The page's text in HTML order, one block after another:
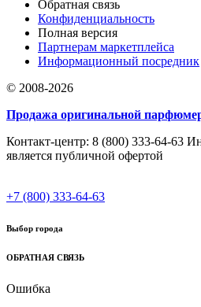
Обратная связь
Конфиденциальность
Полная версия
Партнерам маркетплейса
Информационный посредник
© 2008-2026
Продажа оригинальной
Контакт-центр: 8 (800) 333-64-63
является публичной офертой
+7 (800) 333-64-63
Выбор города
ОБРАТНАЯ СВЯЗЬ
Ошибка